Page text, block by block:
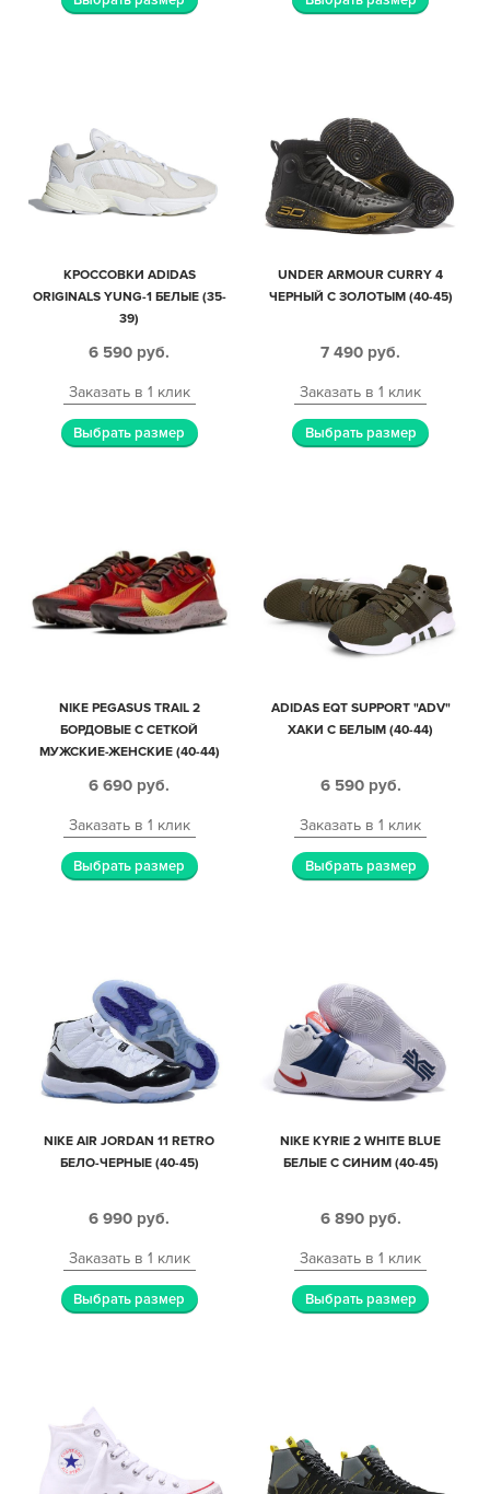
КРОССОВКИ АDIDAS
ORIGINALS YUNG-1 БЕЛЫЕ (35-
39)
6 590 руб.
Заказать в 1 клик
Выбрать размер
UNDER ARMOUR CURRY 4
ЧЕРНЫЙ С ЗОЛОТЫМ (40-45)
7 490 руб.
Заказать в 1 клик
Выбрать размер
NIKE PEGASUS TRAIL 2
БОРДОВЫЕ С СЕТКОЙ
МУЖСКИЕ-ЖЕНСКИЕ (40-44)
6 690 руб.
Заказать в 1 клик
Выбрать размер
ADIDAS EQT SUPPORT "ADV"
ХАКИ С БЕЛЫМ (40-44)
6 590 руб.
Заказать в 1 клик
Выбрать размер
NIKE AIR JORDAN 11 RETRO
БЕЛО-ЧЕРНЫЕ (40-45)
6 990 руб.
Заказать в 1 клик
Выбрать размер
NIKE KYRIE 2 WHITE BLUE
БЕЛЫЕ С СИНИМ (40-45)
6 890 руб.
Заказать в 1 клик
Выбрать размер